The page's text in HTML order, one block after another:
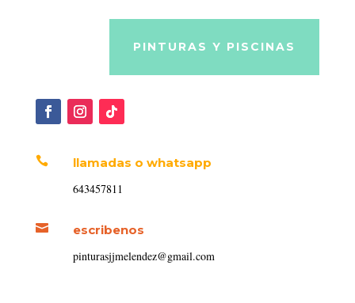
PINTURAS Y PISCINAS

llamadas o whatsapp
643457811

escribenos
pinturasjjmelendez@gmail.com